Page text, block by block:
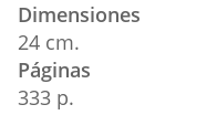
Dimensiones
24 cm.
Páginas
333 p.